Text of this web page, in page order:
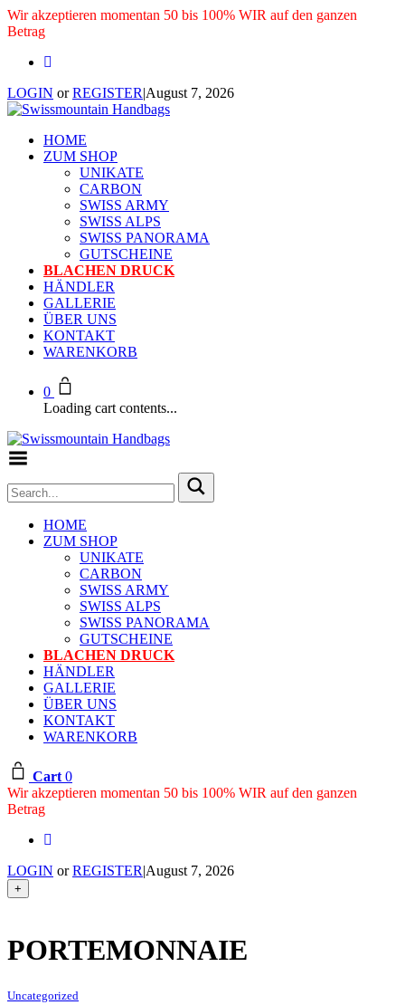
Wir akzeptieren momentan 50 bis 100% WIR auf den ganzen
Betrag
LOGIN orREGISTER|August 7, 2026
HOME
ZUM SHOP
UNIKATE
CARBON
SWISS ARMY
SWISS ALPS
SWISS PANORAMA
GUTSCHEINE
BLACHEN DRUCK
HÄNDLER
GALLERIE
ÜBER UNS
KONTAKT
WARENKORB
0
Loading cart contents...
HOME
ZUM SHOP
UNIKATE
CARBON
SWISS ARMY
SWISS ALPS
SWISS PANORAMA
GUTSCHEINE
BLACHEN DRUCK
HÄNDLER
GALLERIE
ÜBER UNS
KONTAKT
WARENKORB
Cart 0
Wir akzeptieren momentan 50 bis 100% WIR auf den ganzen
Betrag
LOGIN orREGISTER|August 7, 2026
+
PORTEMONNAIE
Uncategorized